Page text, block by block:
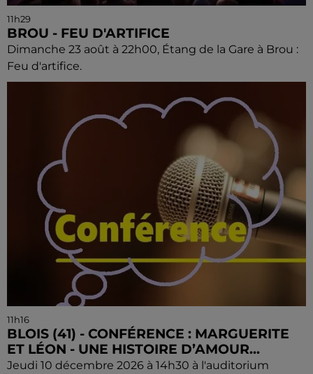
11h29
BROU - FEU D'ARTIFICE
Dimanche 23 août à 22h00, Étang de la Gare à Brou :
Feu d'artifice.
11h16
BLOIS (41) - CONFÉRENCE : MARGUERITE
ET LÉON - UNE HISTOIRE D’AMOUR...
Jeudi 10 décembre 2026 à 14h30 à l'auditorium